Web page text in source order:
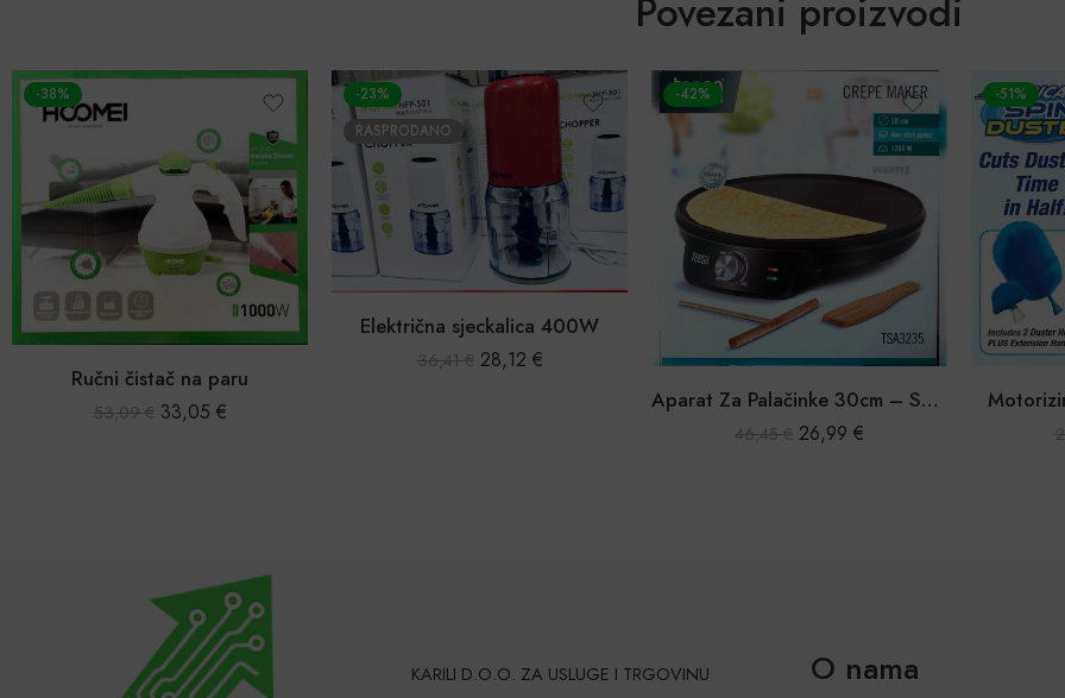
Povezani proizvodi
-23%
RASPRODANO
Električna sjeckalica 400W
-42% -51%
Motorizirana četka za prašinu
22,43€ 10,99 €
-46%
KARILI D.O.O. ZA USLUGE I TRGOVINU
O nama